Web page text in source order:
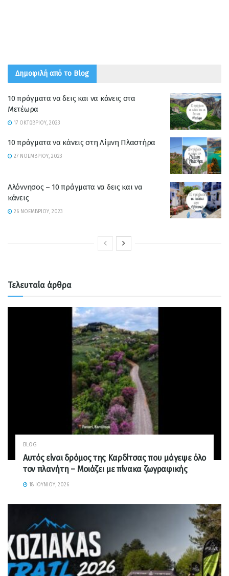
Δημοφιλή από το Blog
10 πράγματα να δεις και να κάνεις στα
Μετέωρα
17 ΟΚΤΩΒΡΊΟΥ, 2023
10 πράγματα να κάνεις στη Λίμνη Πλαστήρα
27 ΝΟΕΜΒΡΊΟΥ, 2023
Αλόννησος – 10 πράγματα να δεις και να
κάνεις
26 ΝΟΕΜΒΡΊΟΥ, 2023
Τελευταία άρθρα
BLOG
Αυτός είναι δρόμος της Καρδίτσας που μάγεψε όλο
τον πλανήτη – Μοιάζει με πίνακα ζωγραφικής
18 ΙΟΥΝΊΟΥ, 2026